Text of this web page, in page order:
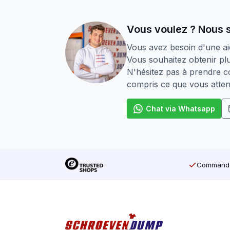
Revêtement auto-cicatrisant
Convient pour les bois tendres et
Résistant aux intempéries
SilverMate Outdoor – conçu pour
Vous voulez ? Nous
Vous avez besoin d'une
Vous souhaitez obtenir
N'hésitez pas à prendre
compris ce que vous
Chat via Whatsapp